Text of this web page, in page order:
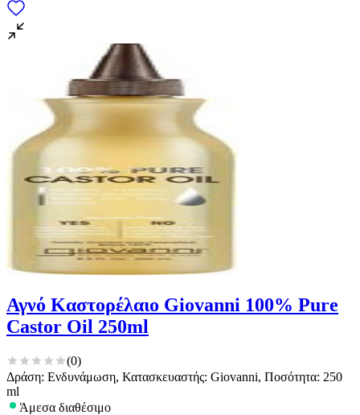
Αγνό Καστορέλαιο Giovanni 100% Pure
Castor Oil 250ml
(0)
Δράση: Ενδυνάμωση, Κατασκευαστής: Giovanni, Ποσότητα: 250
ml
Άμεσα διαθέσιμο